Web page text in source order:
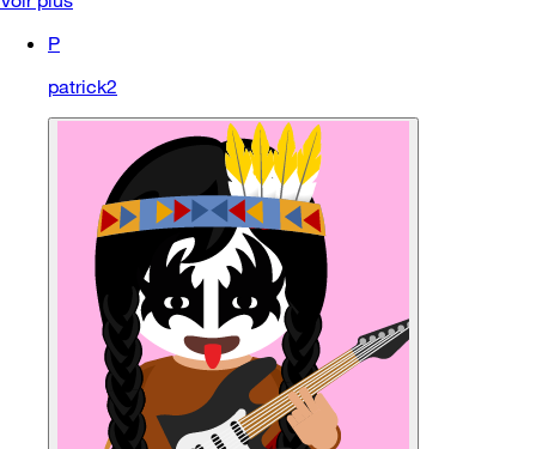
P
patrick2